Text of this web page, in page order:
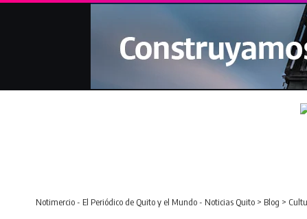
Notimercio - El Periódico de Quito y el Mundo - Noticias Quito > Blog >